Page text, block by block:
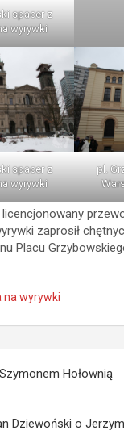
spacer z
wyrywki
spacer z
wyrywki
pl.
zaprosił
Placu
na wyrywki
Hołownią
Dziewoński o